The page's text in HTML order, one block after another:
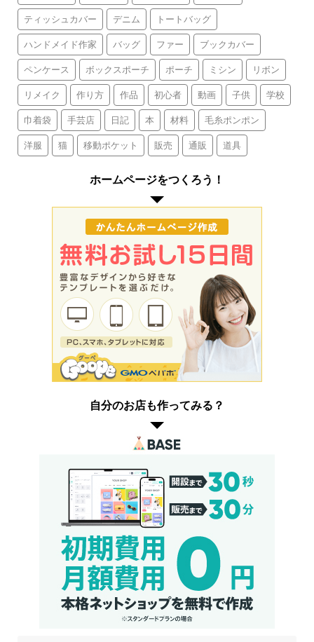
ティッシュカバー デニム トートバッグ
ハンドメイド作家 バッグ ファー ブックカバー
ペンケース ボックスポーチ ポーチ ミシン リボン
リメイク 作り方 作品 初心者 動画 子供 学校
巾着袋 手芸店 日記 本 材料 毛糸ポンポン
洋服 猫 移動ポケット 販売 通販 道具
ホームページをつくろう！
自分のお店も作ってみる？